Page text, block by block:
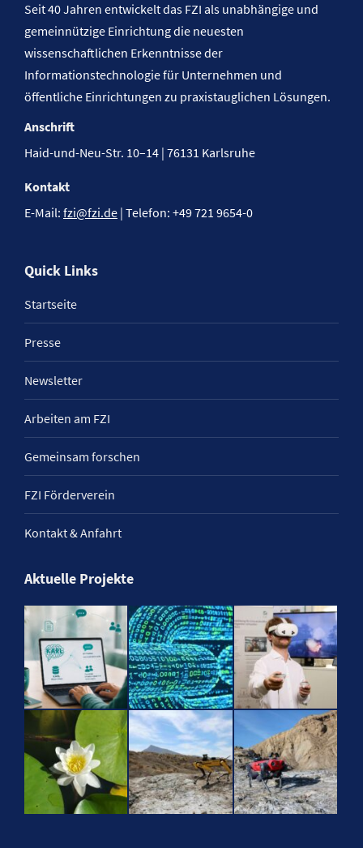
Seit 40 Jahren entwickelt das FZI als unabhängige und
gemeinnützige Einrichtung die neuesten
wissenschaftlichen Erkenntnisse der
Informationstechnologie für Unternehmen und
öffentliche Einrichtungen zu praxistauglichen Lösungen.
Anschrift
Haid-und-Neu-Str. 10–14 | 76131 Karlsruhe
Kontakt
E-Mail: fzi@fzi.de | Telefon: +49 721 9654-0
Quick Links
Startseite
Presse
Newsletter
Arbeiten am FZI
Gemeinsam forschen
FZI Förderverein
Kontakt & Anfahrt
Aktuelle Projekte